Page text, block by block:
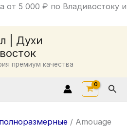
от 5 000 ₽ по Владивостоку и
| Духи
премиум качества
/ Amouage